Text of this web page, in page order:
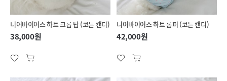
니어바이어스 하트 크롭 탑 (코튼 캔디)
38,000원
니어바이어스 하트 롬퍼 (코튼 캔디)
42,000원